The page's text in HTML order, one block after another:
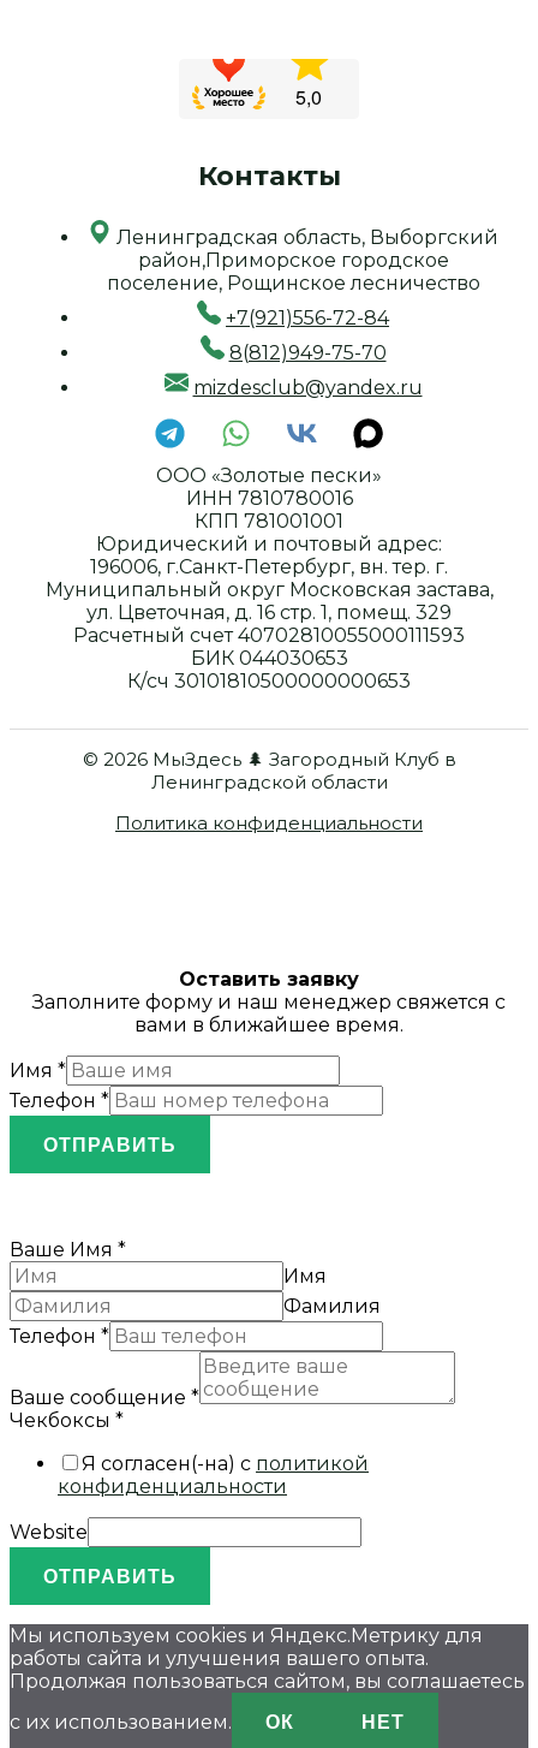
Контакты
Ленинградская область, Выборгский
район,Приморское городское
поселение, Рощинское лесничество
+7(921)556-72-84
8(812)949-75-70
mizdesclub@yandex.ru
ООО «Золотые пески»
ИНН 7810780016
КПП 781001001
Юридический и почтовый адрес:
196006, г.Санкт-Петербург, вн. тер. г.
Муниципальный округ Московская застава,
ул. Цветочная, д. 16 стр. 1, помещ. 329
Расчетный счет 40702810055000111593
БИК 044030653
К/сч 30101810500000000653
© 2026 МыЗдесь 🌲 Загородный Клуб в
Ленинградской области
Политика конфиденциальности
Оставить заявку
Заполните форму и наш менеджер свяжется с
вами в ближайшее время.
Имя *
Телефон *
ОТПРАВИТЬ
Ваше Имя *
Имя
Фамилия
Телефон *
Ваше сообщение *
Чекбоксы *
Я согласен(-на) с политикой
конфиденциальности
Website
ОТПРАВИТЬ
Мы используем cookies и Яндекс.Метрику для
работы сайта и улучшения вашего опыта.
Продолжая пользоваться сайтом, вы соглашаетесь
с их использованием.
ОК НЕТ